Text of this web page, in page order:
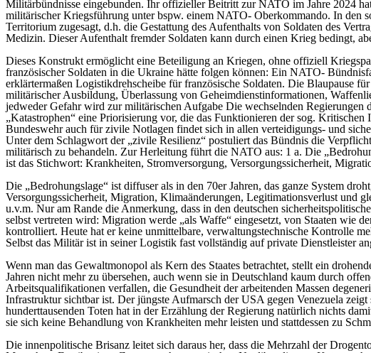
Militärbündnisse eingebunden. Ihr offizieller Beitritt zur NATO im Jahre 2024
militärischer Kriegsführung unter bspw. einem NATO- Oberkommando. In den
Territorium zugesagt, d.h. die Gestattung des Aufenthalts von Soldaten des
Medizin. Dieser Aufenthalt fremder Soldaten kann durch einen Krieg bedingt,
Dieses Konstrukt ermöglicht eine Beteiligung an Kriegen, ohne offiziell
französischer Soldaten in die Ukraine hätte folgen können: Ein NATO-
erklärtermaßen Logistikdrehscheibe für französische Soldaten. Die Blaupause
militärischer Ausbildung, Überlassung von Geheimdienstinformationen,
jedweder Gefahr wird zur militärischen Aufgabe Die wechselnden Regierungen
„Katastrophen“ eine Priorisierung vor, die das Funktionieren der sog.
Bundeswehr auch für zivile Notlagen findet sich in allen verteidigungs- und
Unter dem Schlagwort der „zivile Resilienz“ postuliert das Bündnis die
militärisch zu behandeln. Zur Herleitung führt die NATO aus: 1 a. Die
ist das Stichwort: Krankheiten, Stromversorgung, Versorgungssicherheit,
Die „Bedrohungslage“ ist diffuser als in den 70er Jahren, das ganze System
Versorgungssicherheit, Migration, Klimaänderungen, Legitimationsverlust und
u.v.m. Nur am Rande die Anmerkung, dass in den deutschen
selbst vertreten wird: Migration werde „als Waffe“ eingesetzt, von Staaten wie
kontrolliert. Heute hat er keine unmittelbare, verwaltungstechnische Kontrolle
Selbst das Militär ist in seiner Logistik fast vollständig auf private Dienstleister
Wenn man das Gewaltmonopol als Kern des Staates betrachtet, stellt ein
Jahren nicht mehr zu übersehen, auch wenn sie in Deutschland kaum durch
Arbeitsqualifikationen verfallen, die Gesundheit der arbeitenden Massen
Infrastruktur sichtbar ist. Der jüngste Aufmarsch der USA gegen Venezuela
hunderttausenden Toten hat in der Erzählung der Regierung natürlich nichts
sie sich keine Behandlung von Krankheiten mehr leisten und stattdessen zu
Die innenpolitische Brisanz leitet sich daraus her, dass die Mehrzahl der